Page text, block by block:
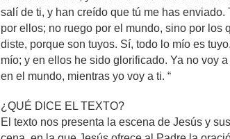
salí de ti, y han creído que tú me has enviado.
por ellos; no ruego por el mundo, sino por los
diste, porque son tuyos. Sí, todo lo mío es
mío; y en ellos he sido glorificado. Ya no voy
en el mundo, mientras yo voy a ti. “
¿QUÉ DICE EL TEXTO?
El texto nos presenta la escena de Jesús y